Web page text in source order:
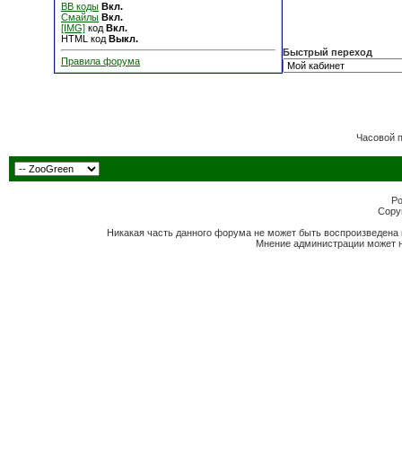
BB коды Вкл.
Смайлы Вкл.
[IMG] код Вкл.
HTML код Выкл.
Правила форума
Быстрый переход
Часовой
Никакая часть данного форума не может быть
Мнение администрации может